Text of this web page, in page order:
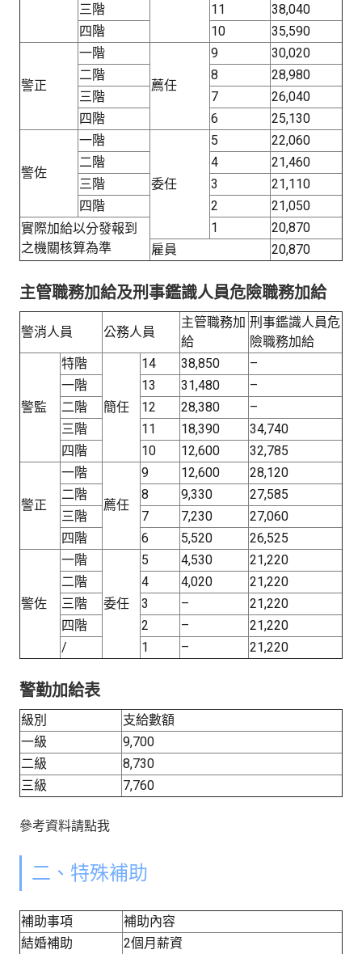
三階
11
38,040
四階
10 35,590
警正
一階
薦任
9
30,020
二階
8
28,980
三階
7
26,040
四階
6 25,130
警佐
一階
委任
5
22,060
二階
4
21,460
三階
3
21,110
四階
2
21,050
實際加給以分發報到
之機關核算為準
1
20,870
雇員
20,870
主管職務加給及刑事鑑識人員危險職務加給
警消人員 公務人員
主管職務加
給
刑事鑑識人員危
險職務加給
警監
特階
簡任
14 38,850
–
一階
13 31,480
–
二階
12 28,380
–
三階
11 18,390
34,740
四階
10 12,600 32,785
警正
一階
薦任
9 12,600
28,120
二階
8 9,330
27,585
三階
7 7,230
27,060
四階
6 5,520 26,525
警佐
一階
委任
5 4,530
21,220
二階
4 4,020
21,220
三階
3 –
21,220
四階
2 –
21,220
/
1 – 21,220
警勤加給表
級別
支給數額
一級
9,700
二級
8,730
三級
7,760
參考資料請點我
二、特殊補助
補助事項
補助內容
結婚補助
2個月薪資